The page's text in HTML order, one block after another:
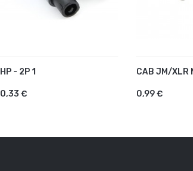
HP - 2P 1
0,33 €
AJOUTER AU PANIER CAB JM/XLR
0,99 €
AJOUTER